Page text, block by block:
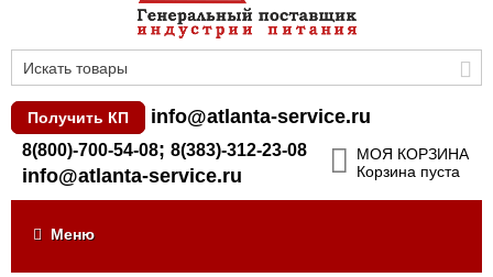
Получить КП info@atlanta-service.ru
8(800)-700-54-08; 8(383)-312-23-08
info@atlanta-service.ru
МОЯ КОРЗИНА
Корзина пуста
Меню